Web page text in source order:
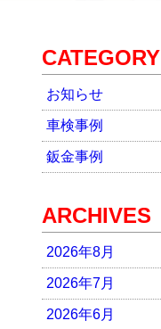
CATEGORY
お知らせ
車検事例
鈑金事例
ARCHIVES
2026年8月
2026年7月
2026年6月